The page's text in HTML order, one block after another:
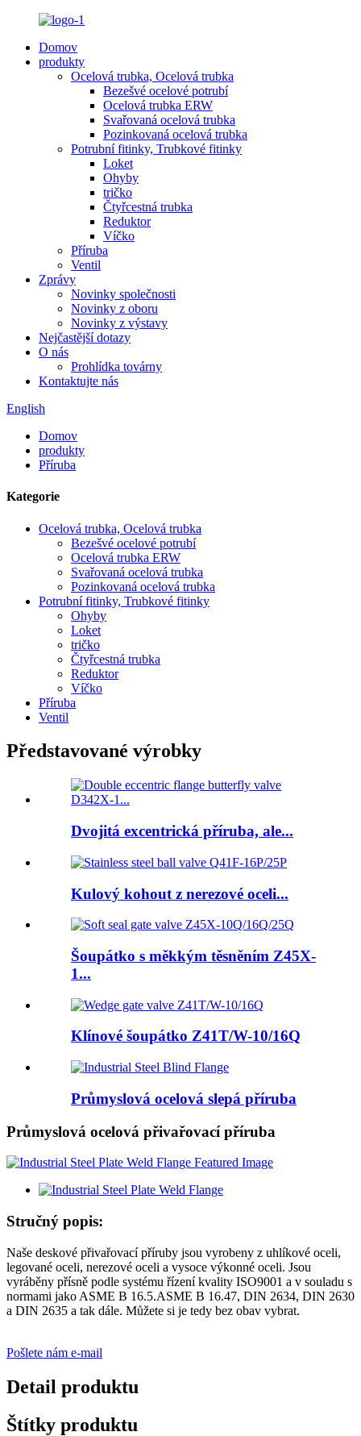
Domov
produkty
Ocelová trubka, Ocelová trubka
Bezešvé ocelové potrubí
Ocelová trubka ERW
Svařovaná ocelová trubka
Pozinkovaná ocelová trubka
Potrubní fitinky, Trubkové fitinky
Loket
Ohyby
tričko
Čtyřcestná trubka
Reduktor
Víčko
Příruba
Ventil
Zprávy
Novinky společnosti
Novinky z oboru
Novinky z výstavy
Nejčastější dotazy
O nás
Prohlídka továrny
Kontaktujte nás
English
Domov
produkty
Příruba
Kategorie
Ocelová trubka, Ocelová trubka
Bezešvé ocelové potrubí
Ocelová trubka ERW
Svařovaná ocelová trubka
Pozinkovaná ocelová trubka
Potrubní fitinky, Trubkové fitinky
Ohyby
Loket
tričko
Čtyřcestná trubka
Reduktor
Víčko
Příruba
Ventil
Představované výrobky
Dvojitá excentrická příruba, ale...
Kulový kohout z nerezové oceli...
Šoupátko s měkkým těsněním Z45X-
1...
Klínové šoupátko Z41T/W-10/16Q
Průmyslová ocelová slepá příruba
Průmyslová ocelová přivařovací příruba
Stručný popis:
Naše deskové přivařovací příruby jsou vyrobeny z uhlíkové oceli,
legované oceli, nerezové oceli a vysoce výkonné oceli. Jsou
vyráběny přísně podle systému řízení kvality ISO9001 a v souladu s
normami jako ASME B 16.5.ASME B 16.47, DIN 2634, DIN 2630
a DIN 2635 a tak dále. Můžete si je tedy bez obav vybrat.
Pošlete nám e-mail
Detail produktu
Štítky produktu